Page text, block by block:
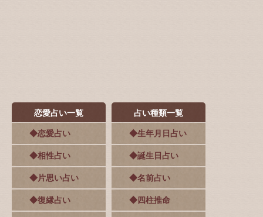
恋愛占い一覧
◆恋愛占い
◆相性占い
◆片思い占い
◆復縁占い
占い種類一覧
◆生年月日占い
◆誕生日占い
◆名前占い
◆四柱推命